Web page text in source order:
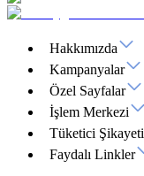
Hakkımızda
Kampanyalar
Özel Sayfalar
İşlem Merkezi
Tüketici Şikayeti
Faydalı Linkler